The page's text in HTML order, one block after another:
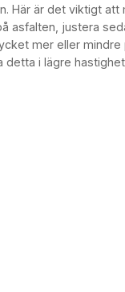
Här är det viktigt
asfalten, justera
mer eller mindre
detta i lägre